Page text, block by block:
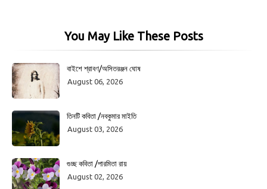
You May Like These Posts
বাইশে শ্রাবণ/অসিতরঞ্জন ঘোষ
August 06, 2026
তিনটি কবিতা /নবকুমার মাইতি
August 03, 2026
গুচ্ছ কবিতা /পারমিতা রায়
August 02, 2026